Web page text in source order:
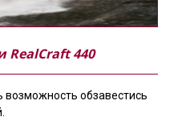
RealCraft 440
возможность обзавестись